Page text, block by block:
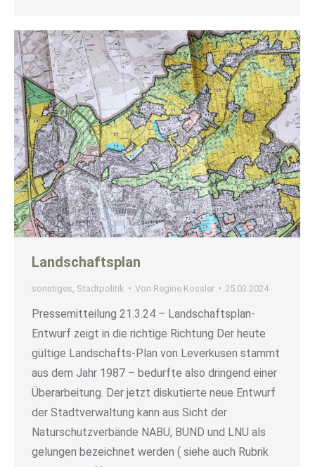
Landschaftsplan
sonstiges Stadtpolitik Von Regine Kossler 25.03.2024
Pressemitteilung 21.3.24 – Landschaftsplan-
Entwurf zeigt in die richtige Richtung Der heute
gültige Landschafts-Plan von Leverkusen stammt
aus dem Jahr 1987 – bedurfte also dringend einer
Überarbeitung. Der jetzt diskutierte neue Entwurf
der Stadtverwaltung kann aus Sicht der
Naturschutzverbände NABU, BUND und LNU als
gelungen bezeichnet werden ( siehe auch Rubrik